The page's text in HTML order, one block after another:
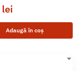
lei
Adaugă în coș